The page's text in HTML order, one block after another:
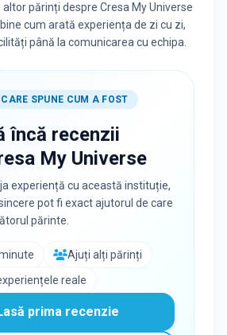
părinți despre Cresa My Universe
cum arată experiența de zi cu zi,
până la comunicarea cu echipa.
SPUNE CUM A FOST
încă recenzii
My Universe
experiență cu această instituție,
pot fi exact ajutorul de care
părinte.
Ajuți alți părinți
reale
prima recenzie